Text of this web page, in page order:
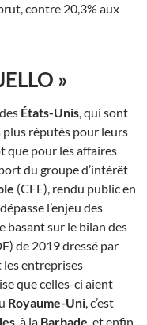
contre 20,3% aux
»
États-Unis, qui sont
plus réputés pour leurs
que pour les affaires
du groupe d’intérêt
(CFE), rendu public en
l’enjeu des
basant sur le bilan des
de 2019 dressé par
les entreprises
que celles-ci aient
Royaume-Uni, c’est
, à la Barbade , et enfin